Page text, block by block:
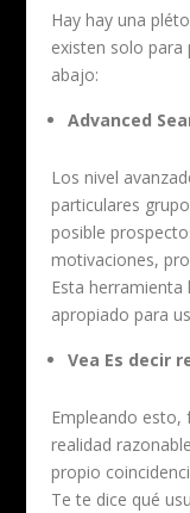
Hay hay una
existen solo
abajo:
Advanced
Los nivel
particulares
posible
motivaciones,
Esta herramienta
apropiado para
Vea Es decir
Empleando esto,
realidad
propio
Te te dice qué